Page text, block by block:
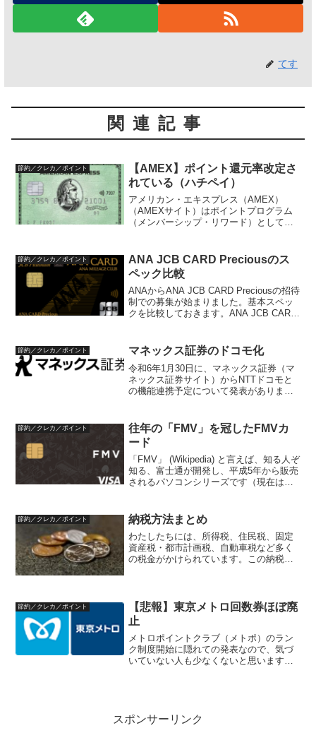
てす
関連記事
節約／クレカ／ポイント
【AMEX】ポイント還元率改定さ
れている（ハチペイ）
アメリカン・エキスプレス（AMEX）
（AMEXサイト）はポイントプログラム
（メンバーシップ・リワード）として提
算されます。しかし、中には公共料金や
税金、電子マネーチ...
節約／クレカ／ポイント
ANA JCB CARD Preciousのス
ペック比較
ANAからANA JCB CARD Preciousの招待
制での募集が始まりました。基本スペッ
クを比較しておきます。ANA JCB CARD
節約／クレカ／ポイント マネックス証券のドコモ化
令和6年1月30日に、マネックス証券（マ
ネックス証券サイト）からNTTドコモと
の機能連携予定について発表がありまし
kabu.com証券（現auカブコム証券）とau
の関係同様...
節約／クレカ／ポイント
往年の「FMV」を冠したFMVカ
ード
「FMV」 (Wikipedia) と言えば、知る人ぞ
知る、富士通が開発し、平成5年から販売
されるパソコンシリーズです（現在は富
じめてDOS/V (Wikipedia)...
節約／クレカ／ポイント 納税方法まとめ
わたしたちには、所得税、住民税、固定
資産税・都市計画税、自動車税など多く
の税金がかけられています。この納税方
ん。自治体により対応して...
節約／クレカ／ポイント
【悲報】東京メトロ回数券ほぼ廃
止
メトロポイントクラブ（メトポ）のラン
ク制度開始に隠れての発表なので、気づ
いていない人も少なくないと思います
スポンサーリンク